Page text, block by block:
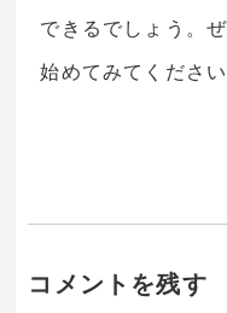
できるでしょう。
始めてみてくださ
コメントを残す